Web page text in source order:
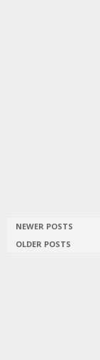
NEWER POSTS
OLDER POSTS